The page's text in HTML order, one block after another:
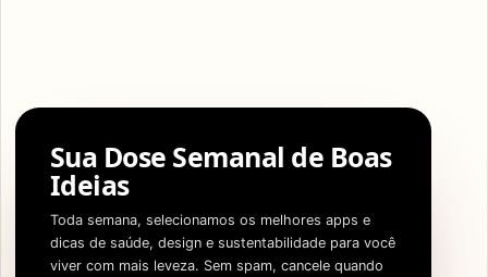
Sua Dose Semanal de Boas
Ideias
Toda semana, selecionamos os melhores apps e
dicas de saúde, design e sustentabilidade para você
viver com mais leveza. Sem spam, cancele quando